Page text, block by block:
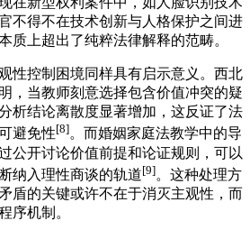
不得不在技术创新与人格保护之间进
质上超出了纯粹法律解释的范畴。
性控制困境同样具有启示意义。西北
，当教师刻意选择包含价值冲突的疑
析结论离散度显著增加，这反证了法
避免性[8]。而婚姻家庭法教学中的导
公开讨论价值前提和论证规则，可以
纳入理性商谈的轨道[9]。这种处理方
盾的关键或许不在于消灭主观性，而
序机制。